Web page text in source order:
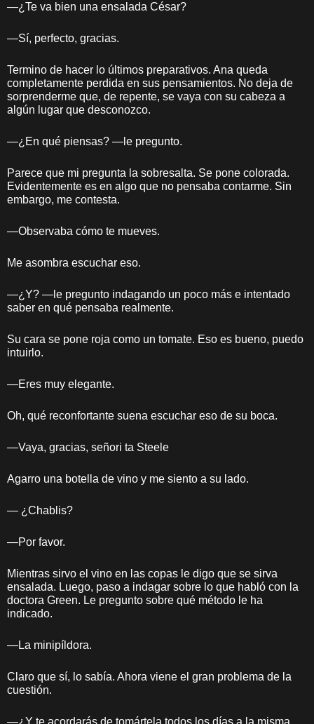
—¿Te va bien una ensalada César?
—Sí, perfecto, gracias.
Termino de hacer lo últimos preparativos. Ana queda
completamente perdida en sus pensamientos. No deja de
sorprenderme que, de repente, se vaya con su cabeza a
algún lugar que desconozco.
—¿En qué piensas? —le pregunto.
Parece que mi pregunta la sobresalta. Se pone colorada.
Evidentemente es en algo que no pensaba contarme. Sin
embargo, me contesta.
—Observaba cómo te mueves.
Me asombra escuchar eso.
—¿Y? —le pregunto indagando un poco más e intentado
saber en qué pensaba realmente.
Su cara se pone roja como un tomate. Eso es bueno, puedo
intuirlo.
—Eres muy elegante.
Oh, qué reconfortante suena escuchar eso de su boca.
—Vaya, gracias, señori ta Steele
Agarro una botella de vino y me siento a su lado.
— ¿Chablis?
—Por favor.
Mientras sirvo el vino en las copas le digo que se sirva
ensalada. Luego, paso a indagar sobre lo que habló con la
doctora Green. Le pregunto sobre qué método le ha
indicado.
—La minipíldora.
Claro que sí, lo sabía. Ahora viene el gran problema de la
cuestión.
—¿Y te acordarás de tomártela todos los días a la misma